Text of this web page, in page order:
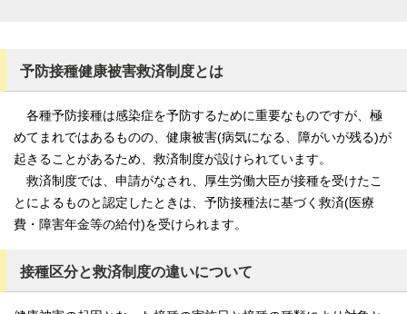
予防接種健康被害救済制度とは
各種予防接種は感染症を予防するために重要なものですが、極
めてまれではあるものの、健康被害(病気になる、障がいが残る)が
起きることがあるため、救済制度が設けられています。
救済制度では、申請がなされ、厚生労働大臣が接種を受けたこ
とによるものと認定したときは、予防接種法に基づく救済(医療
費・障害年金等の給付)を受けられます。
接種区分と救済制度の違いについて